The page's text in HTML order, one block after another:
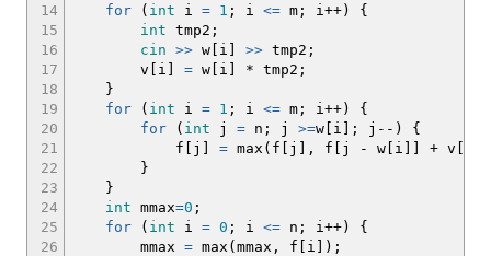
14
15
16
17
18
19
20
21
22
23
24
25
26
for
( int i = 1 ; i <= m ; i++)
{
int tmp2 ;
cin >> w i >> tmp2 ;
v
i = w i * tmp2 ;
}
for
( int i = 1 ; i <= m ; i++)
{
for
( int j = n ; j >=w i ; j -- )
{
f
j = max ( f j , f j - w i + v
}
}
int mmax=0 ;
for
( int i = 0 ; i <= n ; i++)
{
mmax = max ( mmax, f i ) ;